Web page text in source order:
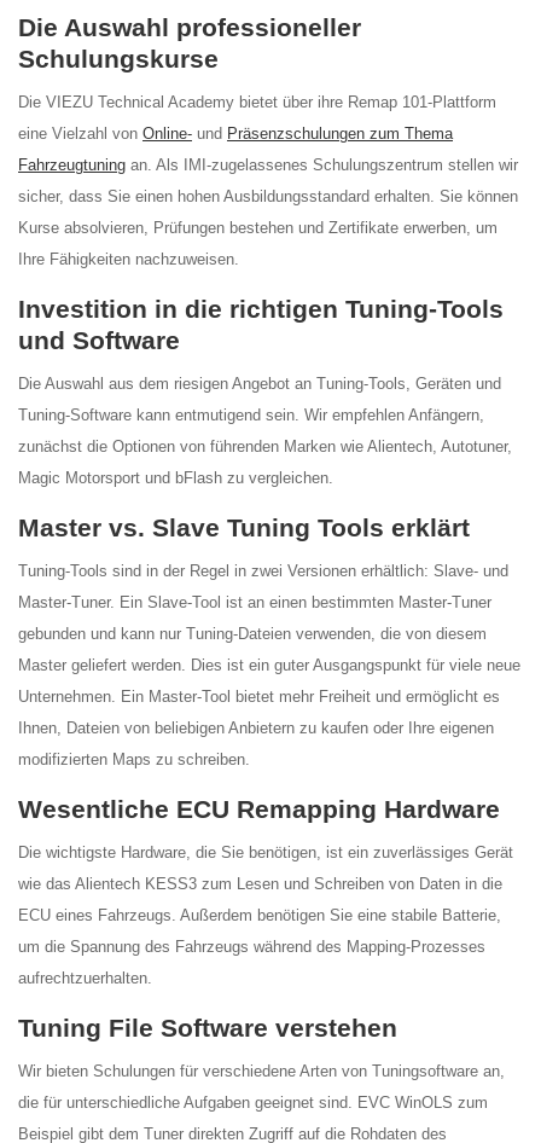
Die Auswahl professioneller
Schulungskurse
Die VIEZU Technical Academy bietet über ihre Remap 101-Plattform
eine Vielzahl von Online- und Präsenzschulungen zum Thema
Fahrzeugtuning an. Als IMI-zugelassenes Schulungszentrum stellen wir
sicher, dass Sie einen hohen Ausbildungsstandard erhalten. Sie können
Kurse absolvieren, Prüfungen bestehen und Zertifikate erwerben, um
Ihre Fähigkeiten nachzuweisen.
Investition in die richtigen Tuning-Tools
und Software
Die Auswahl aus dem riesigen Angebot an Tuning-Tools, Geräten und
Tuning-Software kann entmutigend sein. Wir empfehlen Anfängern,
zunächst die Optionen von führenden Marken wie Alientech, Autotuner,
Magic Motorsport und bFlash zu vergleichen.
Master vs. Slave Tuning Tools erklärt
Tuning-Tools sind in der Regel in zwei Versionen erhältlich: Slave- und
Master-Tuner. Ein Slave-Tool ist an einen bestimmten Master-Tuner
gebunden und kann nur Tuning-Dateien verwenden, die von diesem
Master geliefert werden. Dies ist ein guter Ausgangspunkt für viele neue
Unternehmen. Ein Master-Tool bietet mehr Freiheit und ermöglicht es
Ihnen, Dateien von beliebigen Anbietern zu kaufen oder Ihre eigenen
modifizierten Maps zu schreiben.
Wesentliche ECU Remapping Hardware
Die wichtigste Hardware, die Sie benötigen, ist ein zuverlässiges Gerät
wie das Alientech KESS3 zum Lesen und Schreiben von Daten in die
ECU eines Fahrzeugs. Außerdem benötigen Sie eine stabile Batterie,
um die Spannung des Fahrzeugs während des Mapping-Prozesses
aufrechtzuerhalten.
Tuning File Software verstehen
Wir bieten Schulungen für verschiedene Arten von Tuningsoftware an,
die für unterschiedliche Aufgaben geeignet sind. EVC WinOLS zum
Beispiel gibt dem Tuner direkten Zugriff auf die Rohdaten des